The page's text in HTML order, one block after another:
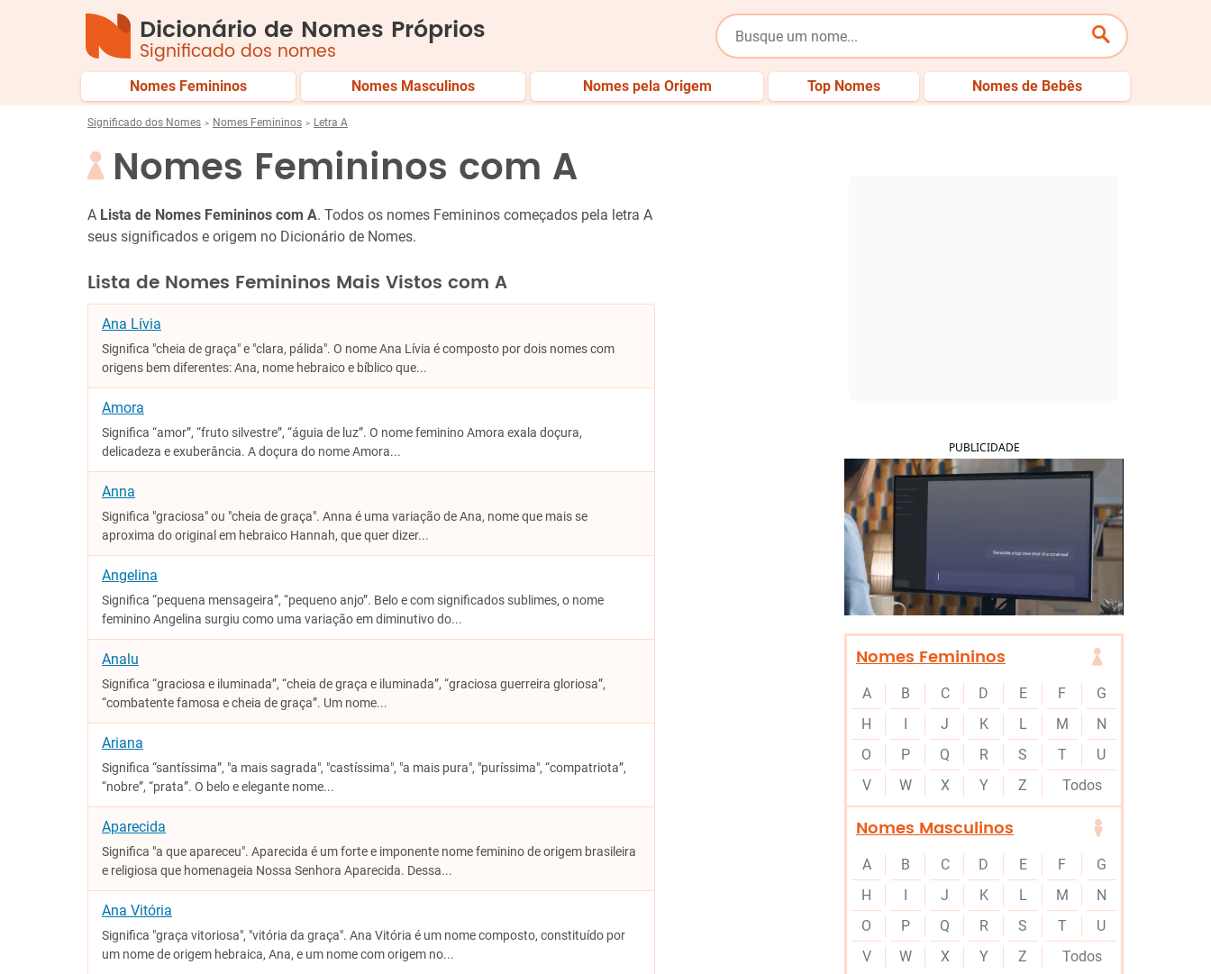
Dicionário de Nomes Próprios
Significado dos nomes
Nomes Femininos Nomes Masculinos Nomes pela Origem Top Nomes Nomes de Bebês
Significado dos Nomes Nomes Femininos Letra A
Nomes Femininos com A
A Lista de Nomes Femininos com A. Todos os nomes Femininos começados pela letra A
seus significados e origem no Dicionário de Nomes.
Lista de Nomes Femininos Mais Vistos com A
Ana Lívia
Significa "cheia de graça" e "clara, pálida". O nome Ana Lívia é composto por dois nomes com
origens bem diferentes: Ana, nome hebraico e bíblico que...
Amora
Significa “amor”, “fruto silvestre”, “águia de luz”. O nome feminino Amora exala doçura,
delicadeza e exuberância. A doçura do nome Amora...
Anna
Significa "graciosa" ou "cheia de graça". Anna é uma variação de Ana, nome que mais se
aproxima do original em hebraico Hannah, que quer dizer...
Angelina
Significa “pequena mensageira”, “pequeno anjo”. Belo e com significados sublimes, o nome
feminino Angelina surgiu como uma variação em diminutivo do...
Analu
Significa “graciosa e iluminada”, “cheia de graça e iluminada”, “graciosa guerreira gloriosa”,
“combatente famosa e cheia de graça”. Um nome...
Ariana
Significa “santíssima”, "a mais sagrada", "castíssima", "a mais pura", "puríssima", “compatriota”,
“nobre”, “prata”. O belo e elegante nome...
Aparecida
Significa "a que apareceu". Aparecida é um forte e imponente nome feminino de origem brasileira
e religiosa que homenageia Nossa Senhora Aparecida. Dessa...
Ana Vitória
Significa "graça vitoriosa", "vitória da graça". Ana Vitória é um nome composto, constituído por
um nome de origem hebraica, Ana, e um nome com origem no...
PUBLICIDADE
Nomes Femininos
A B C D E F
G
H
I J K L M
N
O
P Q R S T
U
V
W X Y Z Todos
Nomes Masculinos
A B C D E F
G
H
I J K L M
N
O
P Q R S T
U
V
W X Y Z Todos